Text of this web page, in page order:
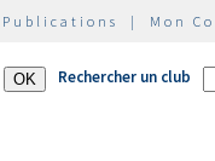
Publications | Mon
Rechercher un club